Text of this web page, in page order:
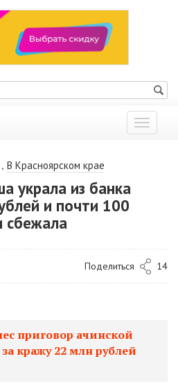
Показать
меню
, В Красноярском крае
украла из банка
и почти 100
сбежала
Поделиться 14
приговор ачинской
кражу 22 млн рублей